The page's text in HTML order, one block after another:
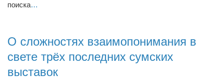
Музыканты
Евгений Касьяненко
Сергей Коноз
поиска…
О сложностях взаимопонимания в
свете трёх последних сумских
выставок